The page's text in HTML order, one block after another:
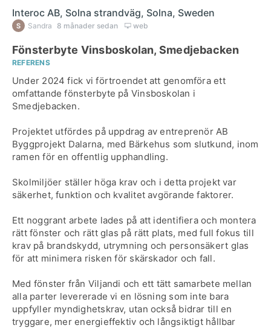
Interoc AB, Solna strandväg, Solna, Sweden
Sandra 8 månader sedan web
Fönsterbyte Vinsboskolan, Smedjebacken
REFERENS
Under 2024 fick vi förtroendet att genomföra ett
omfattande fönsterbyte på Vinsboskolan i
Smedjebacken.
Projektet utfördes på uppdrag av entreprenör AB
Byggprojekt Dalarna, med Bärkehus som slutkund, inom
ramen för en offentlig upphandling.
Skolmiljöer ställer höga krav och i detta projekt var
säkerhet, funktion och kvalitet avgörande faktorer.
Ett noggrant arbete lades på att identifiera och montera
rätt fönster och rätt glas på rätt plats, med full fokus till
krav på brandskydd, utrymning och personsäkert glas
för att minimera risken för skärskador och fall.
Med fönster från Viljandi och ett tätt samarbete mellan
alla parter levererade vi en lösning som inte bara
uppfyller myndighetskrav, utan också bidrar till en
tryggare, mer energieffektiv och långsiktigt hållbar